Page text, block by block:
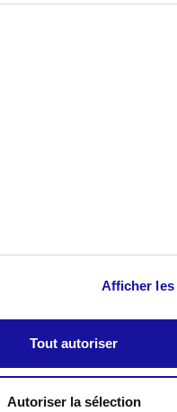
Afficher les
Tout autoriser
Autoriser la sélection
Mon espace associé
SCPI Elialys
SC Advenis Immo Capital
Notre patrimoine
Toutes nos solutions